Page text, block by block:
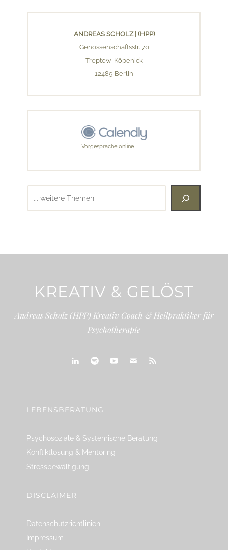
ANDREAS SCHOLZ | (HPP)
Genossenschaftsstr. 70
Treptow-Köpenick
12489 Berlin
Vorgespräche online
KREATIV & GELÖST
Andreas Scholz (HPP) Kreativ Coach & Heilpraktiker für
Psychotherapie
LEBENSBERATUNG
Psychosoziale & Systemische Beratung
Konfliktlösung & Mentoring
Stressbewältigung
DISCLAIMER
Datenschutzrichtlinien
Impressum